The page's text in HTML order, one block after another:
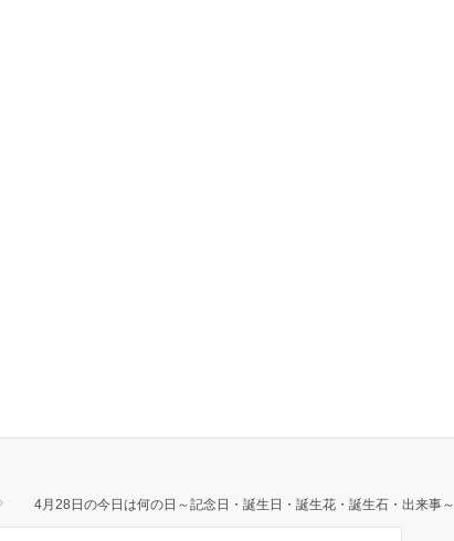
4月28日の今日は何の日～記念日・誕生日・誕生花・誕生石・出来事～